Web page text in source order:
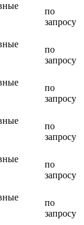
по
запросу
по
запросу
по
запросу
по
запросу
по
запросу
по
запросу